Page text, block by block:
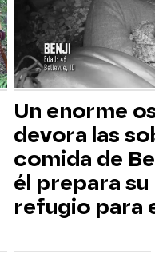
Un enorme
devora las
comida de
él prepara su
refugio para